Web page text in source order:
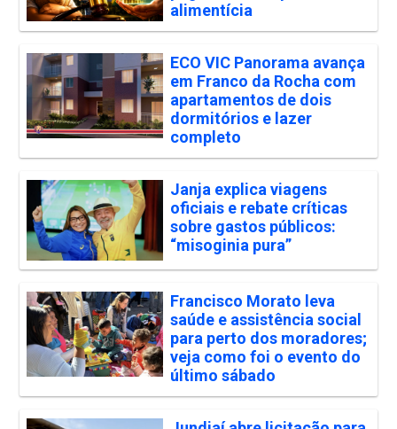
alimentícia
ECO VIC Panorama avança
em Franco da Rocha com
apartamentos de dois
dormitórios e lazer
completo
Janja explica viagens
oficiais e rebate críticas
sobre gastos públicos:
“misoginia pura”
Francisco Morato leva
saúde e assistência social
para perto dos moradores;
veja como foi o evento do
último sábado